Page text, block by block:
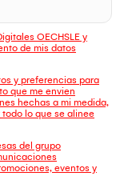
OECHSLE y
de mis datos
y preferencias para
que me envien
hechas a mi medida,
lo que se alinee
del grupo
eventos y